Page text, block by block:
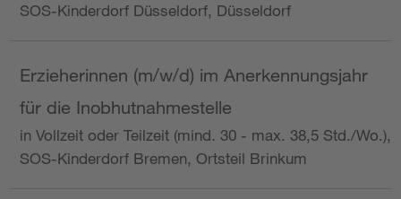
SOS-Kinderdorf Düsseldorf, Düsseldorf
Erzieherinnen (m/w/d) im Anerkennungsjahr
für die Inobhutnahmestelle
in Vollzeit oder Teilzeit (mind. 30 - max. 38,5 Std./Wo.),
SOS-Kinderdorf Bremen, Ortsteil Brinkum